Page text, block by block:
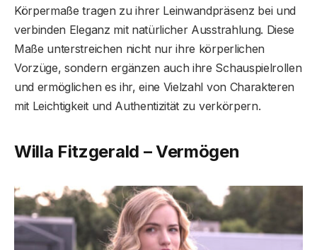
Körpermaße tragen zu ihrer Leinwandpräsenz bei und
verbinden Eleganz mit natürlicher Ausstrahlung. Diese
Maße unterstreichen nicht nur ihre körperlichen
Vorzüge, sondern ergänzen auch ihre Schauspielrollen
und ermöglichen es ihr, eine Vielzahl von Charakteren
mit Leichtigkeit und Authentizität zu verkörpern.
Willa Fitzgerald – Vermögen